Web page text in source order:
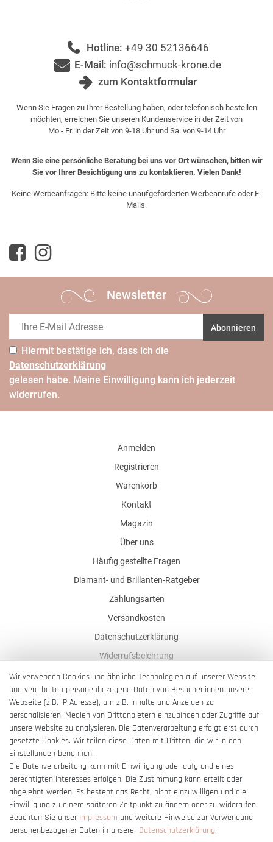
Hotline: +49 30 52136646
E-Mail: info@schmuck-krone.de
zum Kontaktformular
Wenn Sie Fragen zu Ihrer Bestellung haben, oder telefonisch bestellen
möchten, erreichen Sie unseren Kundenservice in der Zeit von
Mo.- Fr. in der Zeit von 9-18 Uhr und Sa. von 9-14 Uhr
Wenn Sie eine persönliche Beratung bei uns vor Ort wünschen, bitten wir
Sie vor Ihrer Besichtigung uns zu kontaktieren. Vielen Dank!
Keine Werbeanfragen: Bitte keine unaufgeforderten Werbeanrufe oder E-
Mails.
Newsletter
Abonnieren
Hiermit bestätige ich, dass ich die
Daten­schutz­erklärung
gelesen habe. Meine Einwilligung kann ich jederzeit
widerrufen.
Anmelden
Registrieren
Warenkorb
Kontakt
Magazin
Über uns
Häufig gestellte Fragen
Diamant- und Brillanten-Ratgeber
Zahlungsarten
Versandkosten
Datenschutzerklärung
Widerrufsbelehrung
AGB
Impressum
Barrierefreiheitserklärung
Vertrag widerrufen
Wir verwenden Cookies und ähnliche Technologien auf unserer Website
und verarbeiten personenbezogene Daten von Besucher:innen unserer
Webseite (z.B. IP-Adresse), um z.B. Inhalte und Anzeigen zu
personalisieren, Medien von Drittanbietern einzubinden oder Zugriffe auf
unsere Website zu analysieren. Die Datenverarbeitung erfolgt erst durch
gesetzte Cookies. Wir teilen diese Daten mit Dritten, die wir in den
Einstellungen benennen.
Die Datenverarbeitung kann mit Einwilligung oder aufgrund eines
berechtigten Interesses erfolgen. Die Zustimmung kann erteilt oder
abgelehnt werden. Es besteht das Recht, nicht einzuwilligen und die
Einwilligung zu einem späteren Zeitpunkt zu ändern oder zu widerrufen.
Beachten Sie unser Impressum und weitere Hinweise zur Verwendung
personenbezogener Daten in unserer Daten­schutz­erklärung.